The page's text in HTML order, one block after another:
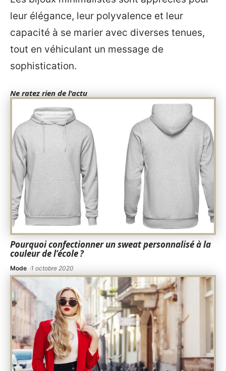
leur élégance, leur polyvalence et leur
capacité à se marier avec diverses tenues,
tout en véhiculant un message de
sophistication.
Ne ratez rien de l'actu
Pourquoi confectionner un sweat personnalisé à la
couleur de l’école ?
Mode 1 octobre 2020